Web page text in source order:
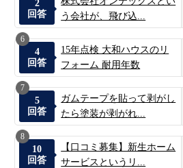
2
回答
う会社が、飛び込...
6
4
回答
15年点検 大和ハウスのリ
フォーム 耐用年数
7
5
回答
ガムテープを貼って剥がし
たら塗装が剥がれ...
8
10
回答
【口コミ募集】新生ホーム
サービスというリ...